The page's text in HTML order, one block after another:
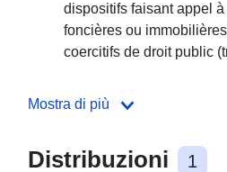
dispositifs faisant appel
foncières ou
coercitifs de droit public
Mostra di più
Distribuzioni 1